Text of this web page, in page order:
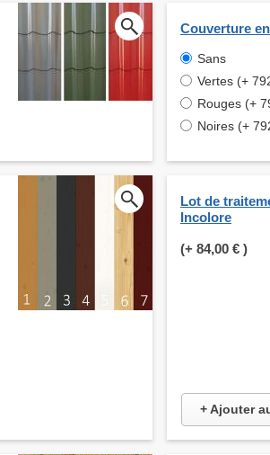
Couverture
Sans
Vertes (+
Rouges (+
Noires (+
Lot de
Incolore
(+ 84,00 € )
+ Ajouter